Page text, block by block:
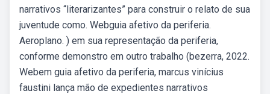
narrativos “literarizantes” para construir o relato de sua
juventude como. Webguia afetivo da periferia.
Aeroplano. ) em sua representação da periferia,
conforme demonstro em outro trabalho (bezerra, 2022.
Webem guia afetivo da periferia, marcus vinícius
faustini lança mão de expedientes narrativos